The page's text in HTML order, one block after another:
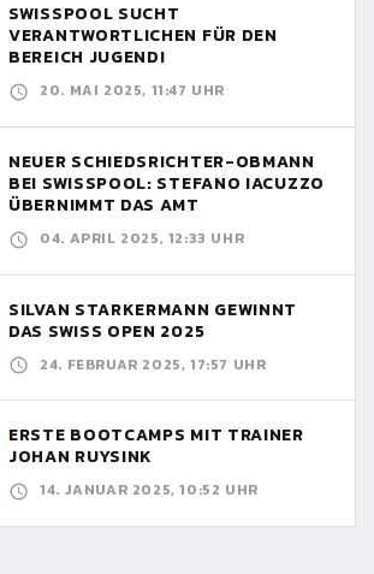
SWISSPOOL SUCHT
VERANTWORTLICHEN FÜR DEN
BEREICH JUGEND!
20. MAI 2025, 11:47 UHR
NEUER SCHIEDSRICHTER-OBMANN
BEI SWISSPOOL: STEFANO IACUZZO
ÜBERNIMMT DAS AMT
04. APRIL 2025, 12:33 UHR
SILVAN STARKERMANN GEWINNT
DAS SWISS OPEN 2025
24. FEBRUAR 2025, 17:57 UHR
ERSTE BOOTCAMPS MIT TRAINER
JOHAN RUYSINK
14. JANUAR 2025, 10:52 UHR